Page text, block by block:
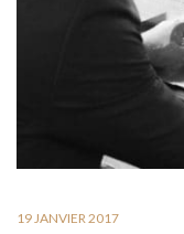
19 JANVIER 2017